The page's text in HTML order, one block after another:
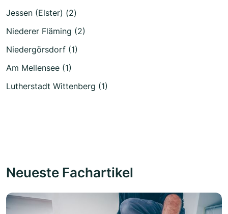
Jessen (Elster) (2)
Niederer Fläming (2)
Niedergörsdorf (1)
Am Mellensee (1)
Lutherstadt Wittenberg (1)
Neueste Fachartikel